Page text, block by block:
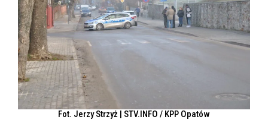
Fot. Jerzy Strzyż | STV.INFO / KPP Opatów